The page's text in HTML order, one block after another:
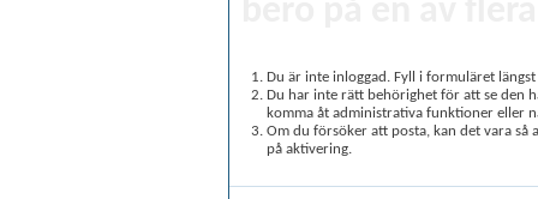
Du är inte inloggad. Fyll i formuläret
Du har inte rätt behörighet för att se den
komma åt administrativa funktioner eller
Om du försöker att posta, kan det vara
på aktivering.